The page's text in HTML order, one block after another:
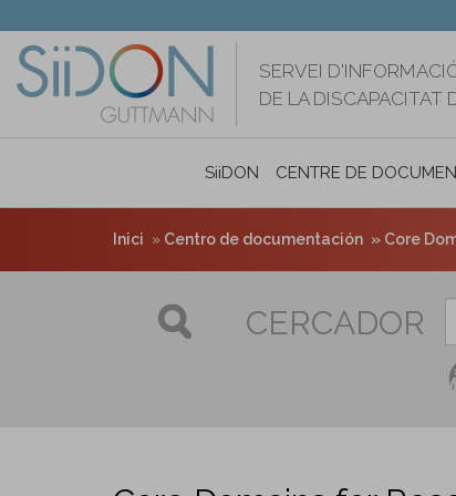
contingut
SERVEI
DE LA DISCAPACITAT
SiiDON CENTRE DE
Inici Centro de documentación Core
CERCADOR